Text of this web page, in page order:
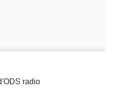
radio